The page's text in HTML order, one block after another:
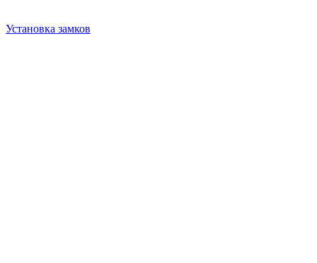
Установка замков